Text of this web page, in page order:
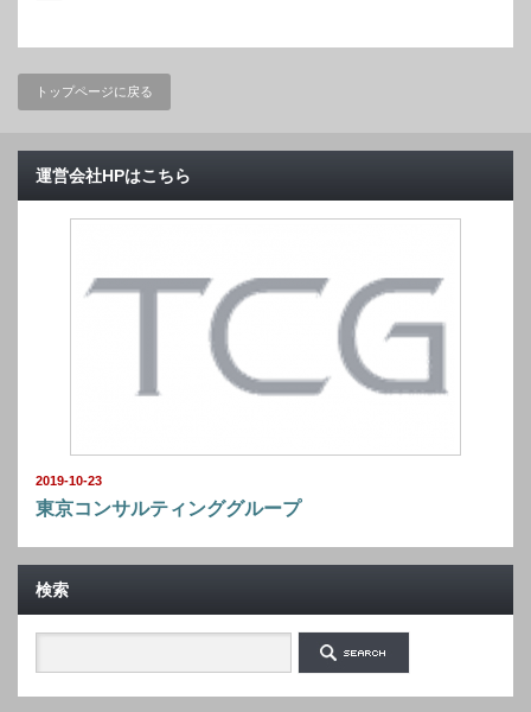
トップページに戻る
運営会社HPはこちら
2019-10-23
東京コンサルティンググループ
検索